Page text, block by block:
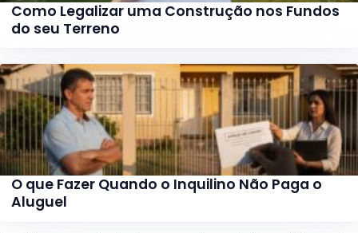
Como Legalizar uma Construção nos Fundos
do seu Terreno
O que Fazer Quando o Inquilino Não Paga o
Aluguel